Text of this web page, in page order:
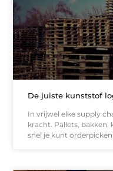
De juiste kunststof
In vrijwel elke supply
kracht. Pallets,
snel je kunt